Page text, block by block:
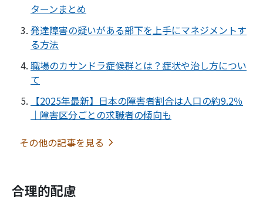
ターンまとめ
発達障害の疑いがある部下を上手にマネジメントす
る方法
職場のカサンドラ症候群とは？症状や治し方につい
て
【2025年最新】日本の障害者割合は人口の約9.2％
｜障害区分ごとの求職者の傾向も
その他の記事を見る
合理的配慮